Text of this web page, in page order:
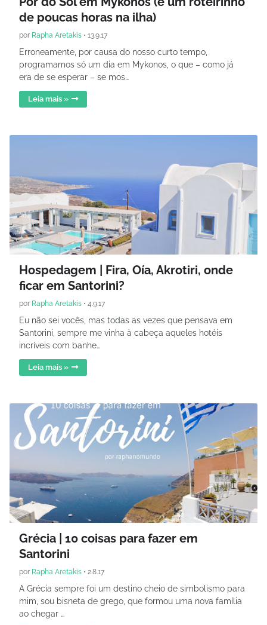
de poucas horas na ilha)
por Rapha Aretakis • 13.9.17
Erroneamente, por causa do nosso curto tempo,
programamos só um dia em Mykonos, o que – como já
era de se esperar – se mos…
Leia mais »
Hospedagem | Fira, Oía, Akrotiri, onde
ficar em Santorini?
por Rapha Aretakis • 4.9.17
Eu não sei vocês, mas todas as vezes que pensava em
Santorini, sempre me vinha à cabeça aqueles hotéis
incríveis com banhe…
Leia mais »
Grécia | 10 coisas para fazer em
Santorini
por Rapha Aretakis • 2.8.17
A Grécia sempre foi um destino cheio de simbolismo para
mim, sou bisneta de grego, que formou uma nova família
ao chegar …